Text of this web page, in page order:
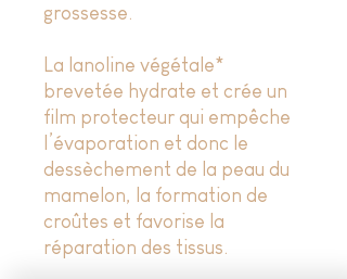
grossesse.
La lanoline végétale*
brevetée hydrate et crée un
film protecteur qui empêche
l’évaporation et donc le
dessèchement de la peau du
mamelon, la formation de
croûtes et favorise la
réparation des tissus.